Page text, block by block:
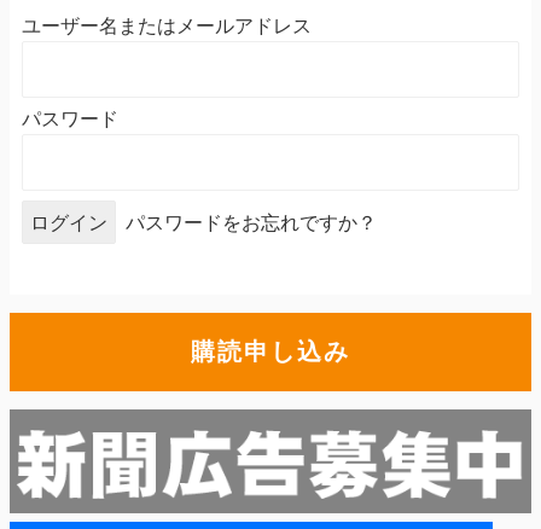
ユーザー名またはメールアドレス
パスワード
パスワードをお忘れですか？
購読申し込み